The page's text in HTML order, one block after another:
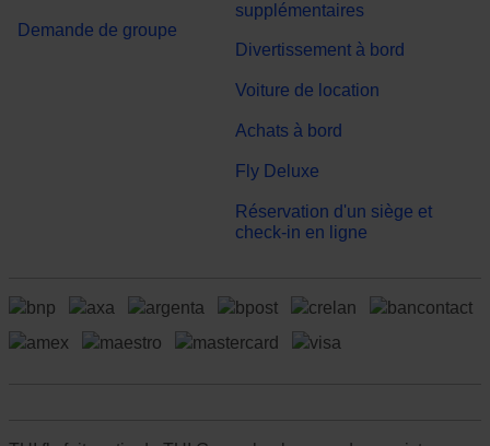
Demande de groupe
supplémentaires
Divertissement à bord
Voiture de location
Achats à bord
Fly Deluxe
Réservation d'un siège et
check-in en ligne